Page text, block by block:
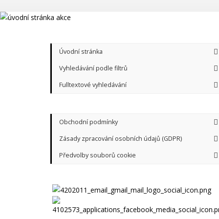
Úvodní stránka
Vyhledávání podle filtrů
Fulltextové vyhledávání
Obchodní podmínky
Zásady zpracování osobních údajů (GDPR)
Předvolby souborů cookie